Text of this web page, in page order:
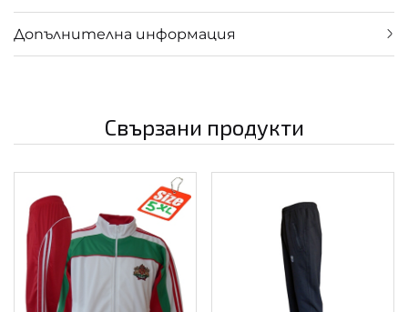
Допълнителна информация
Свързани продукти